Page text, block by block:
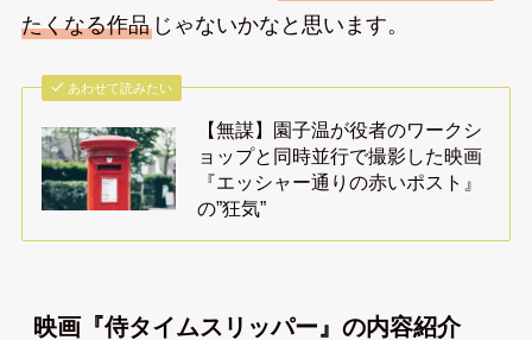
たくなる作品じゃないかなと思います。
あわせて読みたい
【無謀】園子温が役者のワークシ
ョップと同時並行で撮影した映画
『エッシャー通りの赤いポスト』
の”狂気”
映画『侍タイムスリッパー』の内容紹介